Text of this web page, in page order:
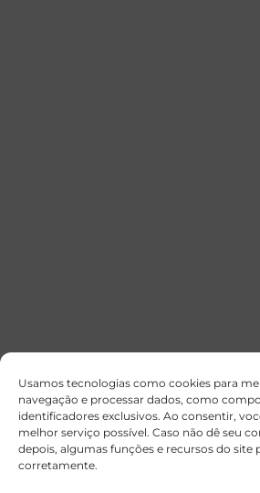
Usamos tecnologias como cookies para
navegação e processar dados, como
identificadores exclusivos. Ao consentir,
melhor serviço possível. Caso não dê seu
depois, algumas funções e recursos do
corretamente.